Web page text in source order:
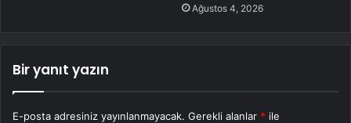
Ağustos 4, 2026
Bir yanıt yazın
E-posta adresiniz yayınlanmayacak. Gerekli alanlar * ile